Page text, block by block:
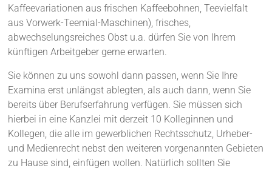
Kaffeevariationen aus frischen Kaffeebohnen, Teevielfalt
aus Vorwerk-Teemial-Maschinen), frisches,
abwechselungsreiches Obst u.a. dürfen Sie von Ihrem
künftigen Arbeitgeber gerne erwarten.
Sie können zu uns sowohl dann passen, wenn Sie Ihre
Examina erst unlängst ablegten, als auch dann, wenn Sie
bereits über Berufserfahrung verfügen. Sie müssen sich
hierbei in eine Kanzlei mit derzeit 10 Kolleginnen und
Kollegen, die alle im gewerblichen Rechtsschutz, Urheber-
und Medienrecht nebst den weiteren vorgenannten Gebieten
zu Hause sind, einfügen wollen. Natürlich sollten Sie